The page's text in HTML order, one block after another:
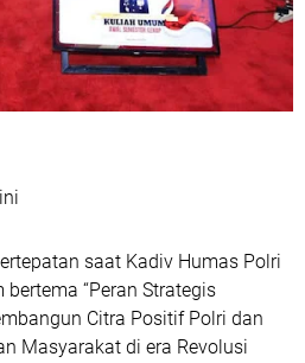
saat Kadiv Humas Polri
“Peran Strategis
Citra Positif Polri dan
Masyarakat di era Revolusi